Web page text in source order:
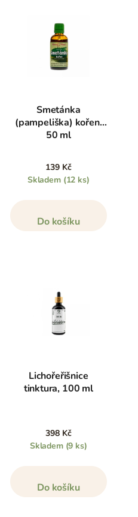
Smetánka
(pampeliška) kořen,
50 ml
139 Kč
Skladem (12 ks)
Do košíku
Lichořeřišnice
tinktura, 100 ml
398 Kč
Skladem (9 ks)
Do košíku